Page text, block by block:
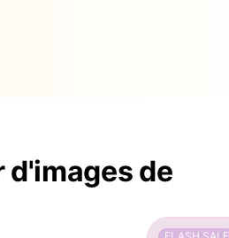
d'images de